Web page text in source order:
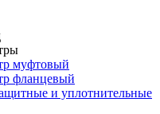
муфтовый
фланцевый
и уплотнительные